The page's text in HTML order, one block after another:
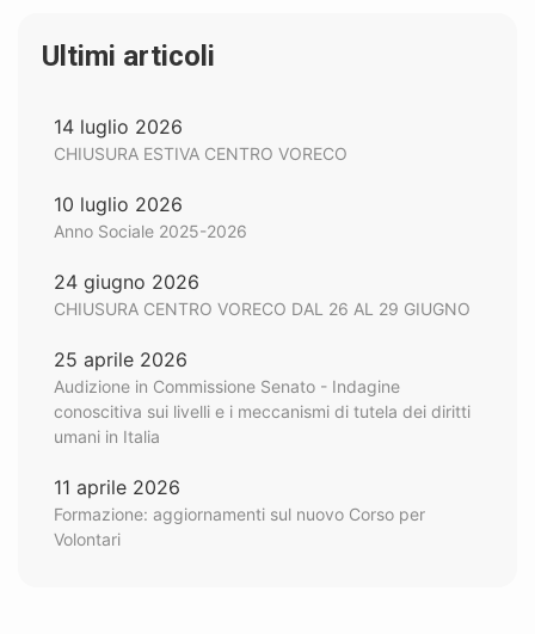
Ultimi articoli
14 luglio 2026
CHIUSURA ESTIVA CENTRO VORECO
10 luglio 2026
Anno Sociale 2025-2026
24 giugno 2026
CHIUSURA CENTRO VORECO DAL 26 AL 29 GIUGNO
25 aprile 2026
Audizione in Commissione Senato - Indagine
conoscitiva sui livelli e i meccanismi di tutela dei diritti
umani in Italia
11 aprile 2026
Formazione: aggiornamenti sul nuovo Corso per
Volontari